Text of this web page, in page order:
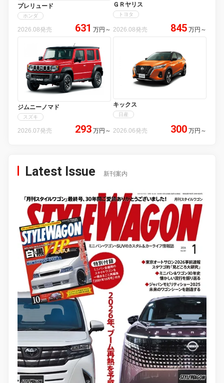
プレリュード
ホンダ
2026.08発売 631 万円 ～
ＧＲヤリス
トヨタ
2026.08発売 845 万円 ～
ジムニーノマド
スズキ
2026.07発売 293 万円 ～
キックス
日産
2026.06発売 300 万円 ～
Latest Issue 新刊案内